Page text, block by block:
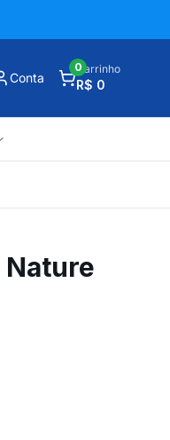
Conta
Carrinho
R$ 0
0
Nature